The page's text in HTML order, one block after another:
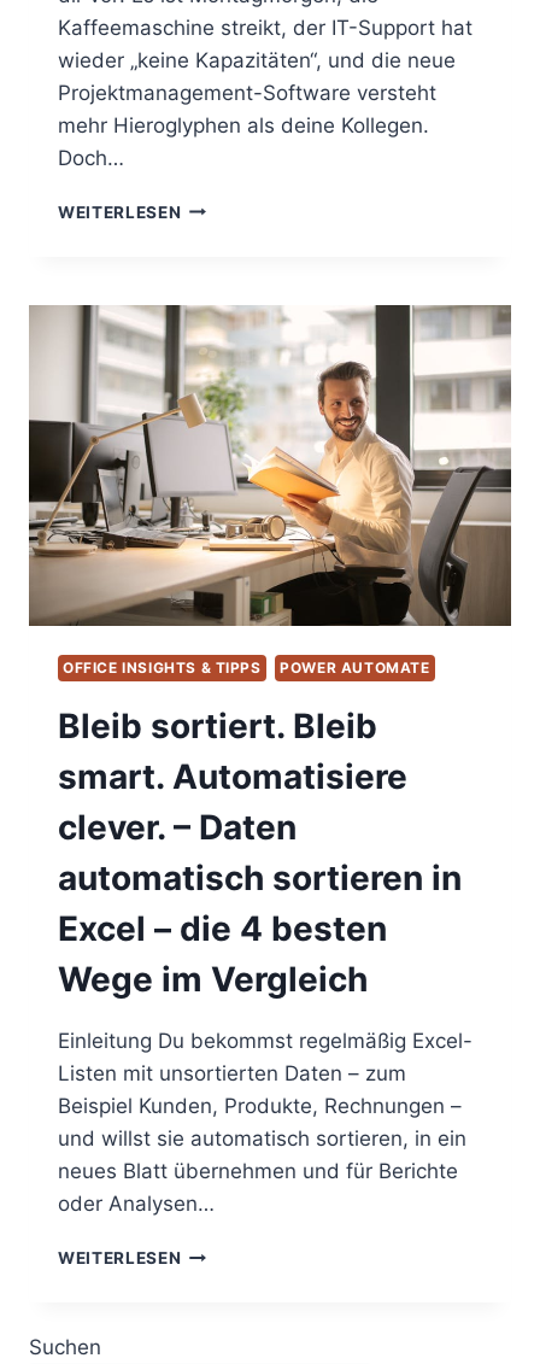
Kaffeemaschine streikt, der IT-Support hat
wieder „keine Kapazitäten“, und die neue
Projektmanagement-Software versteht
mehr Hieroglyphen als deine Kollegen.
Doch…
WEITERLESEN „CITIZEN
DER
NO-
CODE-
HERO
–
DER
HEIMLICHE
HINTER
DER
EXCEL-
TABELLE“
OFFICE INSIGHTS & TIPPS POWER AUTOMATE
Bleib sortiert. Bleib
smart. Automatisiere
clever. – Daten
automatisch sortieren in
Excel – die 4 besten
Wege im Vergleich
Einleitung Du bekommst regelmäßig Excel-
Listen mit unsortierten Daten – zum
Beispiel Kunden, Produkte, Rechnungen –
und willst sie automatisch sortieren, in ein
neues Blatt übernehmen und für Berichte
oder Analysen…
WEITERLESEN BLEIB
Suchen